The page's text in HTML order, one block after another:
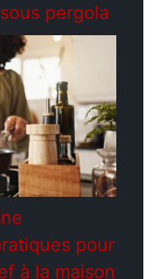
pergola
pour
à la maison